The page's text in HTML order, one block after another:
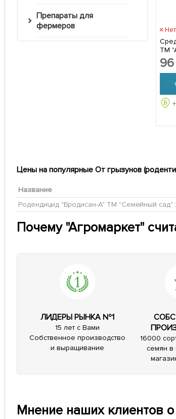
Препараты для
фермеров
ТМ
96
+
Цены на популярные От грызунов
Название
Родендицид "Бродисан-А" ТМ "Семейный сад"
Почему "Агромаркет"
ЛИДЕРЫ РЫНКА №1
15 лет с Вами
Собственное производство
и выращивание
16000
семян в
Мнение наших клиентов